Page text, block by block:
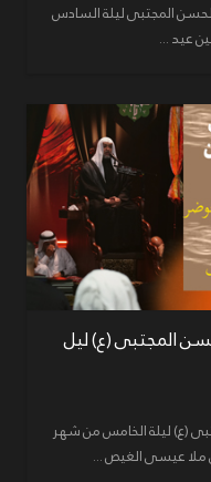
المجتبى ليلة السادس
المجتبى (ع) ليل
(ع) ليلة الخامس من شهر
ملا عيسى الغيص ...